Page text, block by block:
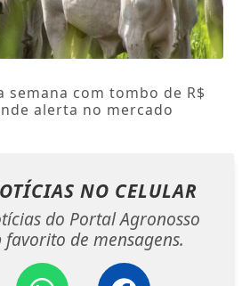
semana com tombo de R$
alerta no mercado
NO CELULAR
do Portal Agronosso
favorito de mensagens.